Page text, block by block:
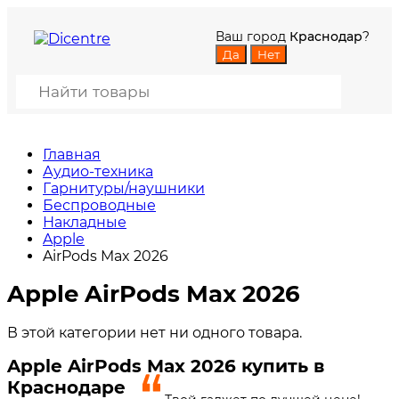
Ваш город Краснодар?
Главная
Аудио-техника
Гарнитуры/наушники
Беспроводные
Накладные
Apple
AirPods Max 2026
Apple AirPods Max 2026
В этой категории нет ни одного товара.
Apple AirPods Max 2026 купить в
Краснодаре